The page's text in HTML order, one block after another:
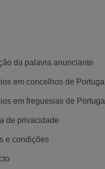
da palavra anunciante
em concelhos de Portugal
em freguesias de Portugal
de privacidade
e condições